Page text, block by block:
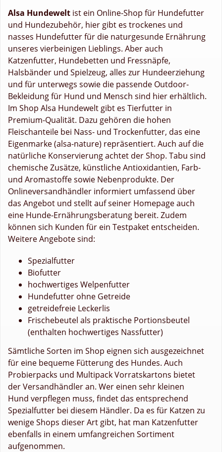
Alsa Hundewelt ist ein Online-Shop für Hundefutter
und Hundezubehör, hier gibt es trockenes und
nasses Hundefutter für die naturgesunde Ernährung
unseres vierbeinigen Lieblings. Aber auch
Katzenfutter, Hundebetten und Fressnäpfe,
Halsbänder und Spielzeug, alles zur Hundeerziehung
und für unterwegs sowie die passende Outdoor-
Bekleidung für Hund und Mensch sind hier erhältlich.
Im Shop Alsa Hundewelt gibt es Tierfutter in
Premium-Qualität. Dazu gehören die hohen
Fleischanteile bei Nass- und Trockenfutter, das eine
Eigenmarke (alsa-nature) repräsentiert. Auch auf die
natürliche Konservierung achtet der Shop. Tabu sind
chemische Zusätze, künstliche Antioxidantien, Farb-
und Aromastoffe sowie Nebenprodukte. Der
Onlineversandhändler informiert umfassend über
das Angebot und stellt auf seiner Homepage auch
eine Hunde-Ernährungsberatung bereit. Zudem
können sich Kunden für ein Testpaket entscheiden.
Weitere Angebote sind:
Spezialfutter
Biofutter
hochwertiges Welpenfutter
Hundefutter ohne Getreide
getreidefreie Leckerlis
Frischebeutel als praktische Portionsbeutel
(enthalten hochwertiges Nassfutter)
Sämtliche Sorten im Shop eignen sich ausgezeichnet
für eine bequeme Fütterung des Hundes. Auch
Probierpacks und Multipack Vorratskartons bietet
der Versandhändler an. Wer einen sehr kleinen
Hund verpflegen muss, findet das entsprechend
Spezialfutter bei diesem Händler. Da es für Katzen zu
wenige Shops dieser Art gibt, hat man Katzenfutter
ebenfalls in einem umfangreichen Sortiment
aufgenommen.